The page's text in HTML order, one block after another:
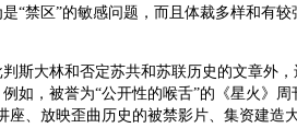
“禁区”的敏感问题，而且体裁多样和有
大林和否定苏共和苏联历史的文章外，
如，被誉为“公开性的喉舌”的《星火》
座、放映歪曲历史的被禁影片、集资建造